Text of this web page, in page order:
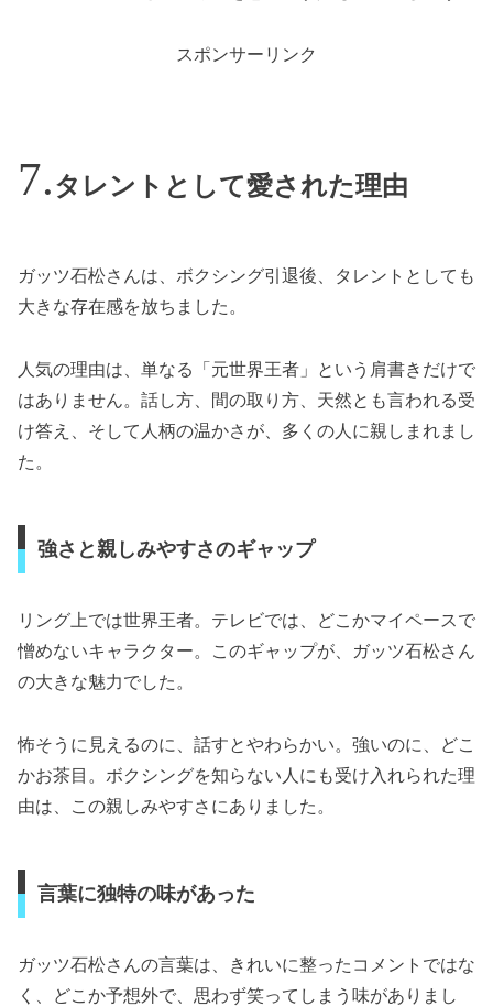
スポンサーリンク
タレントとして愛された理由
ガッツ石松さんは、ボクシング引退後、タレントとしても
大きな存在感を放ちました。
人気の理由は、単なる「元世界王者」という肩書きだけで
はありません。話し方、間の取り方、天然とも言われる受
け答え、そして人柄の温かさが、多くの人に親しまれまし
た。
強さと親しみやすさのギャップ
リング上では世界王者。テレビでは、どこかマイペースで
憎めないキャラクター。このギャップが、ガッツ石松さん
の大きな魅力でした。
怖そうに見えるのに、話すとやわらかい。強いのに、どこ
かお茶目。ボクシングを知らない人にも受け入れられた理
由は、この親しみやすさにありました。
言葉に独特の味があった
ガッツ石松さんの言葉は、きれいに整ったコメントではな
く、どこか予想外で、思わず笑ってしまう味がありまし